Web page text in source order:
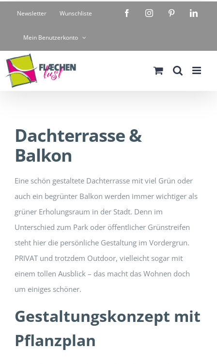
springen
Newsletter Wunschliste
Mein Benutzerkonto
FacebookInstagramPinterest
Dachterrasse &
Balkon
Eine schön gestaltete Dachterrasse mit viel Grün oder
auch ein begrünter Balkon werden immer wichtiger als
grüner Erholungsraum in der Stadt. Denn im
Unterschied zum Park oder öffentlicher Grünstreifen
steht hier die persönliche Gestaltung im Vordergrun.
PRIVAT und trotzdem Outdoor, vielleicht sogar mit
einem tollen Ausblick – das macht das Wohnen doch
um einiges schöner.
Gestaltungskonzept mit
Pflanzplan